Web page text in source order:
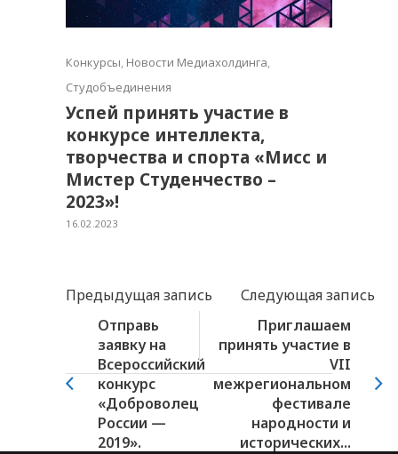
Конкурсы, Новости Медиахолдинга,
Студобъединения
Успей принять участие в
конкурсе интеллекта,
творчества и спорта «Мисс и
Мистер Студенчество –
2023»!
16.02.2023
Предыдущая запись
Следующая запись
Отправь
заявку на
Всероссийский
конкурс
«Доброволец
России —
2019».
Приглашаем
принять участие в
VII
межрегиональном
фестивале
народности и
исторических...